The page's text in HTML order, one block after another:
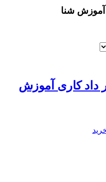
آموزش شنا
داد کاری آموزش